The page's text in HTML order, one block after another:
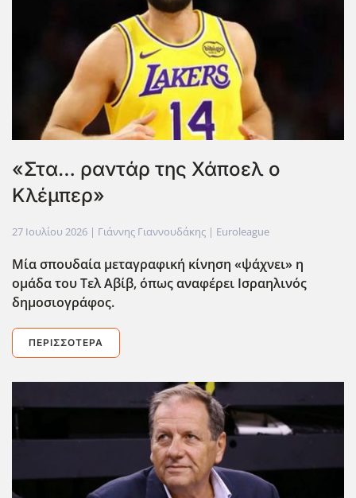
«Στα… ραντάρ της Χάποελ ο
Κλέμπερ»
27 Ιουλίου 2026 | Γιάννης Γιαννουδάκης | Euroleague
Μία σπουδαία μεταγραφική κίνηση «ψάχνει» η
ομάδα του Τελ Αβίβ, όπως αναφέρει Ισραηλινός
δημοσιογράφος.
ΠΕΡΙΣΣΌΤΕΡΑ